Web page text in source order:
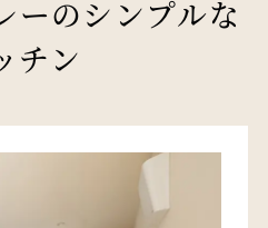
のシンプルな
チン